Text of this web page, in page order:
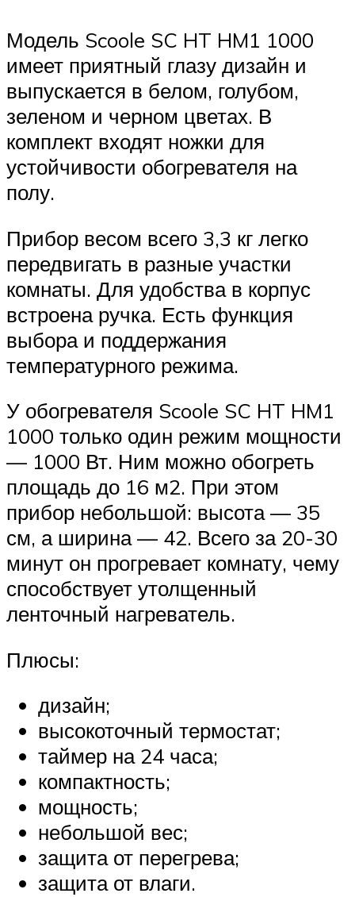
Модель Scoole SC HT HM1 1000
имеет приятный глазу дизайн и
выпускается в белом, голубом,
зеленом и черном цветах. В
комплект входят ножки для
устойчивости обогревателя на
полу.
Прибор весом всего 3,3 кг легко
передвигать в разные участки
комнаты. Для удобства в корпус
встроена ручка. Есть функция
выбора и поддержания
температурного режима.
У обогревателя Scoole SC HT HM1
1000 только один режим мощности
— 1000 Вт. Ним можно обогреть
площадь до 16 м2. При этом
прибор небольшой: высота — 35
см, а ширина — 42. Всего за 20-30
минут он прогревает комнату, чему
способствует утолщенный
ленточный нагреватель.
Плюсы:
дизайн;
высокоточный термостат;
таймер на 24 часа;
компактность;
мощность;
небольшой вес;
защита от перегрева;
защита от влаги.